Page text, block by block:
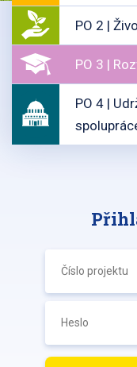
PO 2 |
PO 3 |
PO 4 |